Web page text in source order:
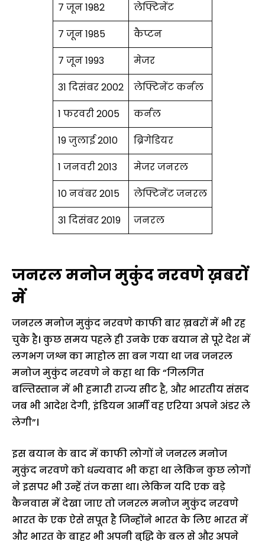
7 जून 1982
लेफ्टिनेंट
7 जून 1985
कैप्टन
7 जून 1993
मेजर
31 दिसंबर 2002
लेफ्टिनेंट कर्नल
1 फरवरी 2005
कर्नल
19 जुलाई 2010
ब्रिगेडियर
1 जनवरी 2013
मेजर जनरल
10 नवंबर 2015
लेफ्टिनेंट जनरल
31 दिसंबर 2019
जनरल
जनरल मनोज मुकुंद नरवणे ख़बरों
में
जनरल मनोज मुकुंद नरवणे काफी बार ख़बरों में भी रह
चुके है। कुछ समय पहले ही उनके एक बयान से पूरे देश में
लगभग जश्न का माहोल सा बन गया था जब जनरल
मनोज मुकुंद नरवणे ने कहा था कि “गिलगित
बल्तिस्तान में भी हमारी राज्य सीट है, और भारतीय संसद
जब भी आदेश देगी, इंडियन आर्मी वह एरिया अपने अंडर ले
लेगी”।
इस बयान के बाद में काफी लोगों ने जनरल मनोज
मुकुंद नरवणे को धन्यवाद भी कहा था लेकिन कुछ लोगों
ने इसपर भी उन्हें तंज कसा था। लेकिन यदि एक बड़े
कैनवास में देखा जाए तो जनरल मनोज मुकुंद नरवणे
भारत के एक ऐसे सपूत है जिन्होंने भारत के लिए भारत में
और भारत के बाहर भी अपनी बुद्धि के बल से और अपने